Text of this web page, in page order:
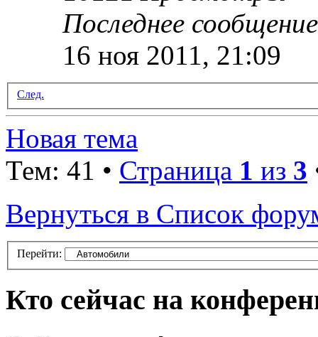
Последнее
16 ноя 2011, 21:09
След.
Новая тема
Тем: 41 • Страница 1 из 3
Вернуться в Список
Перейти:
Кто сейчас на